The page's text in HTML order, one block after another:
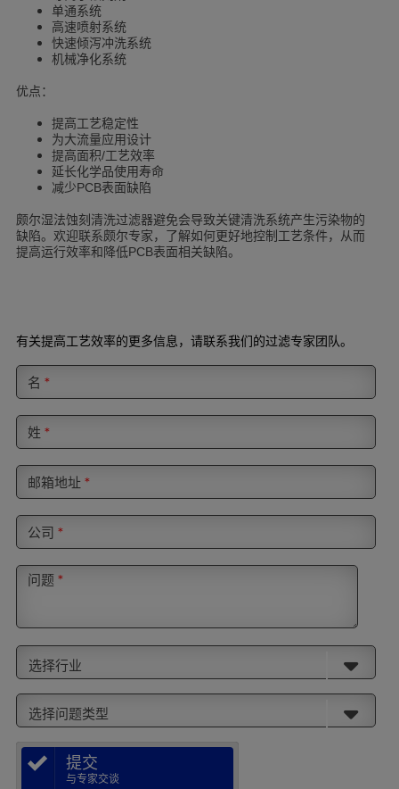
单通系统
高速喷射系统
快速倾泻冲洗系统
机械净化系统
优点：
提高工艺稳定性
为大流量应用设计
提高面积/工艺效率
延长化学品使用寿命
减少PCB表面缺陷
颇尔湿法蚀刻清洗过滤器避免会导致关键清洗系统产生污染物的
缺陷。欢迎联系颇尔专家，了解如何更好地控制工艺条件，从而
提高运行效率和降低PCB表面相关缺陷。
有关提高工艺效率的更多信息，请联系我们的过滤专家团队。
名 *
姓 *
邮箱地址 *
公司 *
问题*
选择行业
选择问题类型
提交
与专家交谈